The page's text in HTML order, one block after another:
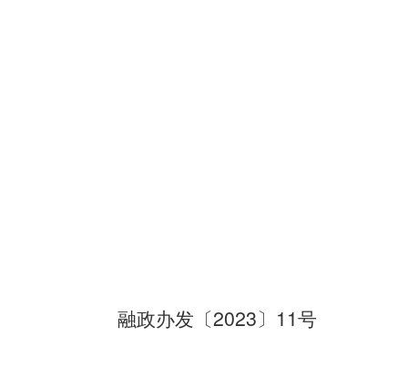
融政办发〔2023〕 11号